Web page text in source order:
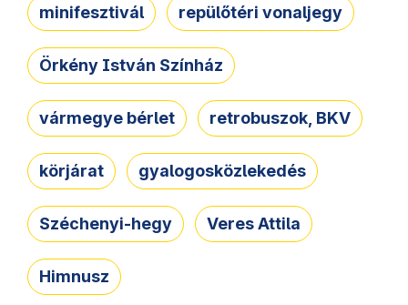
minifesztivál repülőtéri vonaljegy
Örkény István Színház
vármegye bérlet retrobuszok, BKV
körjárat gyalogosközlekedés
Széchenyi-hegy Veres Attila
Himnusz